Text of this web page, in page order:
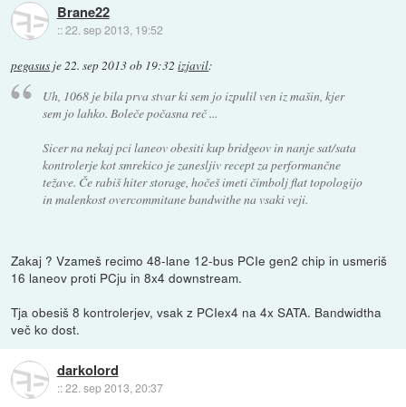
Brane22
::22. sep 2013, 19:52
pegasus je22. sep 2013 ob 19:32 izjavil:
Uh, 1068 je bila prva stvar ki sem jo izpulil ven iz mašin, kjer
sem jo lahko. Boleče počasna reč ...
Sicer na nekaj pci laneov obesiti kup bridgeov in nanje sat/sata
kontrolerje kot smrekico je zanesljiv recept za performančne
težave. Če rabiš hiter storage, hočeš imeti čimbolj flat topologijo
in malenkost overcommitane bandwithe na vsaki veji.
Zakaj ? Vzameš recimo 48-lane 12-bus PCIe gen2 chip in usmeriš
16 laneov proti PCju in 8x4 downstream.
Tja obesiš 8 kontrolerjev, vsak z PCIex4 na 4x SATA. Bandwidtha
več ko dost.
darkolord
::22. sep 2013, 20:37